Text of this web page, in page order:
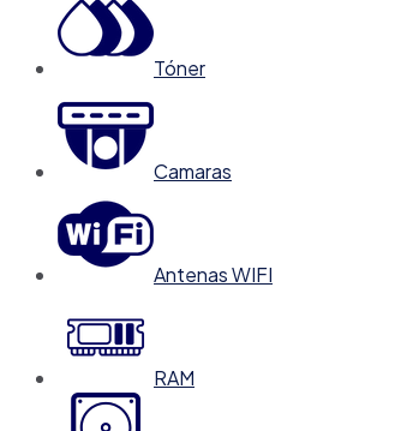
Tóner
Camaras
Antenas WIFI
RAM